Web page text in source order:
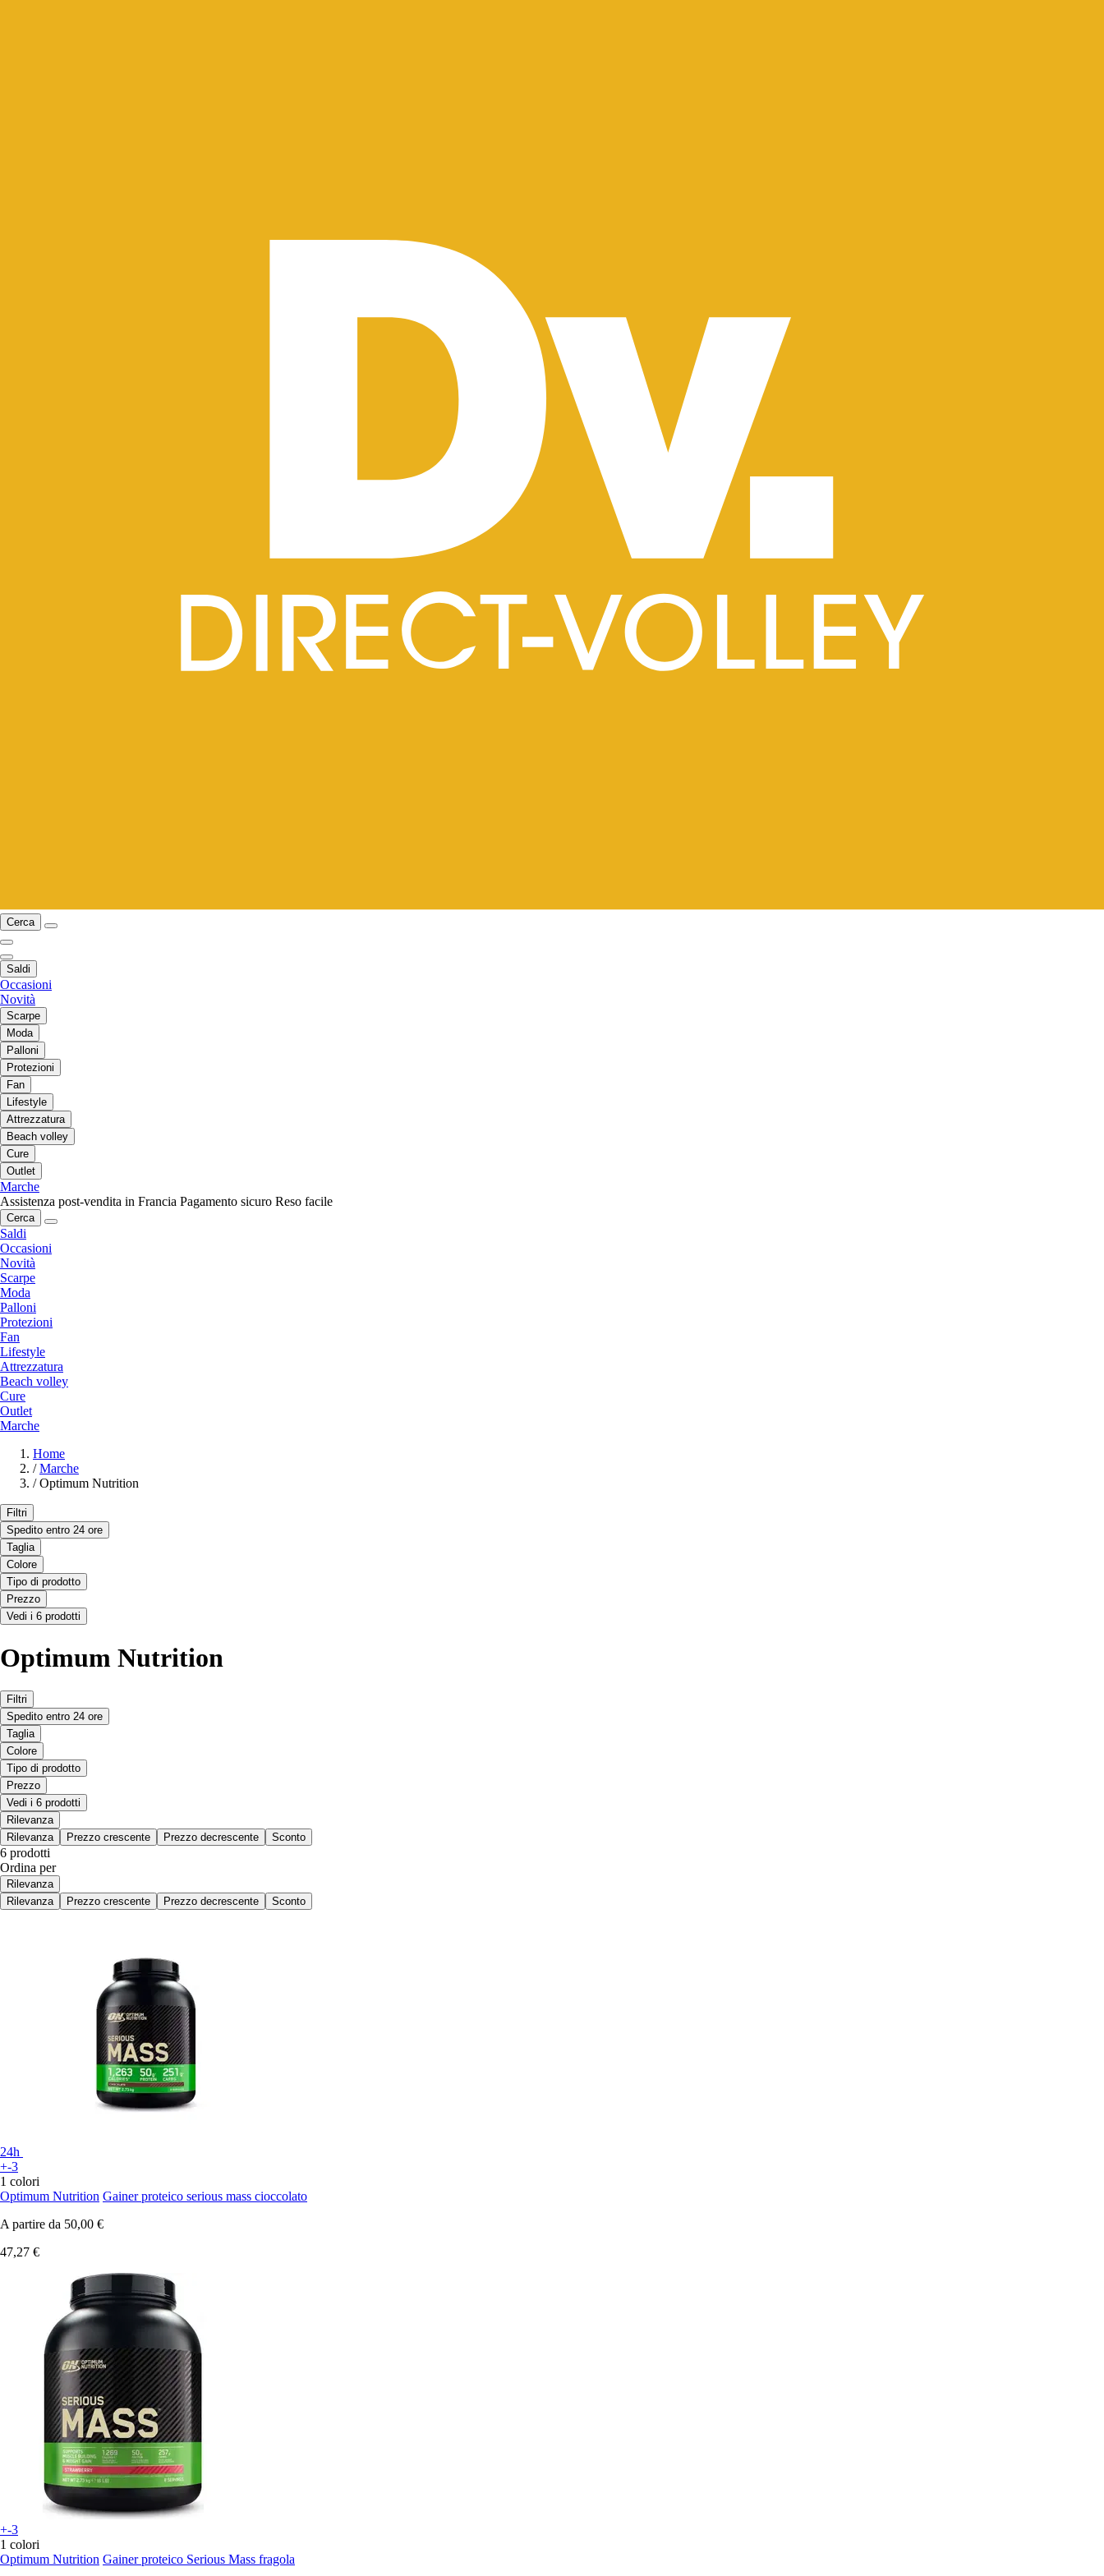
Cerca
Saldi
Occasioni
Novità
Scarpe
Moda
Palloni
Protezioni
Fan
Lifestyle
Attrezzatura
Beach volley
Cure
Outlet
Marche
Assistenza post-vendita in Francia Pagamento sicuro Reso facile
Cerca
Saldi
Occasioni
Novità
Scarpe
Moda
Palloni
Protezioni
Fan
Lifestyle
Attrezzatura
Beach volley
Cure
Outlet
Marche
Home
/ Marche
/ Optimum Nutrition
Filtri
Spedito entro 24 ore
Taglia
Colore
Tipo di prodotto
Prezzo
Vedi i 6 prodotti
Optimum Nutrition
Filtri
Spedito entro 24 ore
Taglia
Colore
Tipo di prodotto
Prezzo
Vedi i 6 prodotti
Rilevanza
Rilevanza
Prezzo crescente Prezzo decrescente Sconto
6 prodotti
Ordina per
Rilevanza
Rilevanza
Prezzo crescente Prezzo decrescente Sconto
24h
+-3
1 colori
Optimum Nutrition Gainer proteico serious mass cioccolato
A partire da 50,00 €
47,27 €
+-3
1 colori
Optimum Nutrition Gainer proteico Serious Mass fragola